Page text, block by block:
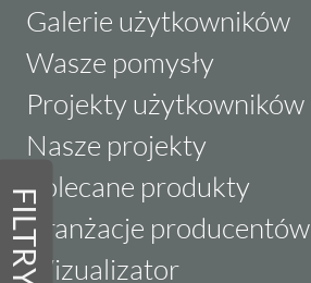
FILTRY
Galerie użytkowników
Wasze pomysły
Projekty użytkowników
Nasze projekty
Polecane produkty
Aranżacje producentów
Wizualizator